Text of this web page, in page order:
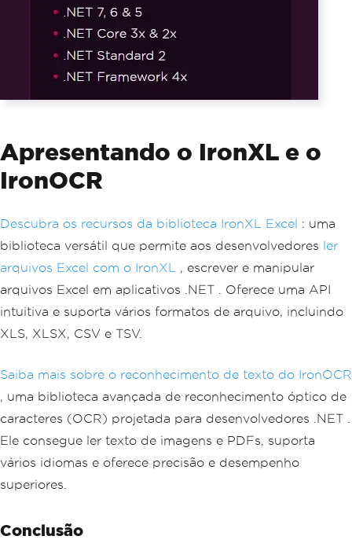
Apresentando o IronXL e o
IronOCR
Descubra os recursos da biblioteca IronXL Excel : uma
biblioteca versátil que permite aos desenvolvedores ler
arquivos Excel com o IronXL
, escrever e manipular
arquivos Excel em aplicativos .NET . Oferece uma API
intuitiva e suporta vários formatos de arquivo, incluindo
XLS, XLSX, CSV e TSV.
Saiba mais sobre o reconhecimento de texto do IronOCR
, uma biblioteca avançada de reconhecimento óptico de
caracteres (OCR) projetada para desenvolvedores .NET .
Ele consegue ler texto de imagens e PDFs, suporta
vários idiomas e oferece precisão e desempenho
superiores.
Conclusão